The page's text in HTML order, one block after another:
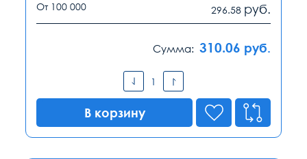
От 100 000 296.58 руб.
Сумма: 310.06 руб.
В корзину